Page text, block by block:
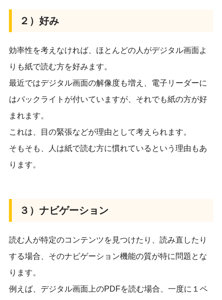
２）好み
効率性を考えなければ、ほとんどの人がデジタル画面よ
りも紙で読む方を好みます。
最近ではデジタル画面の解像度も増え、電子リーダーに
はバックライトが付いていますが、それでも紙の方が好
まれます。
これは、目の緊張などが理由として考えられます。
そもそも、人は紙で読む方に慣れているという理由もあ
ります。
３）ナビゲーション
読む人が特定のコンテンツを見つけたり、読み直したり
する場合、そのナビゲーション機能の質が特に問題とな
ります。
例えば、デジタル画面上のPDFを読む場合、一度に１ペ